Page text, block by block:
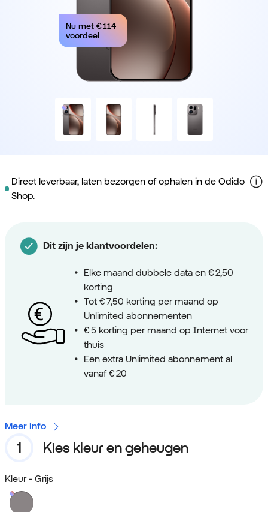
Nu met € 114
voordeel
Direct leverbaar, laten bezorgen of ophalen in de Odido
Shop.
Dit zijn je klantvoordelen:
Elke maand dubbele data en € 2,50
korting
Tot € 7,50 korting per maand op
Unlimited abonnementen
€ 5 korting per maand op Internet voor
thuis
Een extra Unlimited abonnement al
vanaf € 20
Meer info
Kies kleur en geheugen
Kleur - Grijs